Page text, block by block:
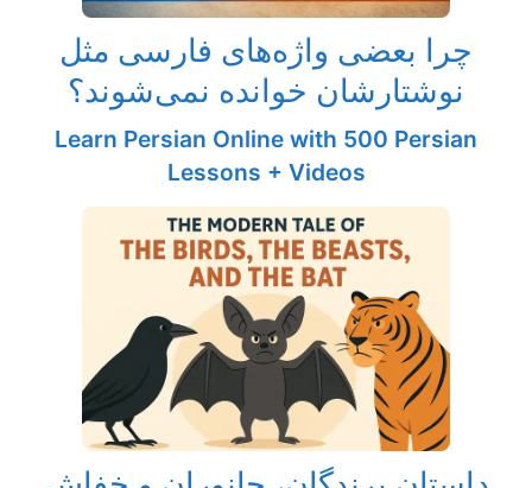
چرا بعضی واژه‌های فارسی مثل
نوشتارشان خوانده نمی‌شوند؟
Learn Persian Online with 500 Persian
Lessons + Videos